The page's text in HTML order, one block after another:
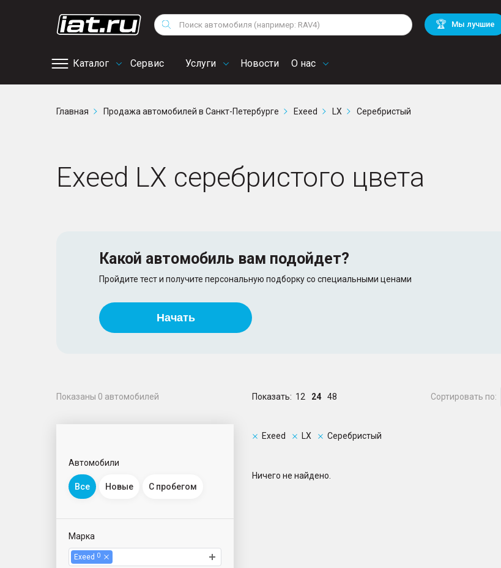
Поиск 🏆 Мы лучшие
Каталог Сервис
сервис
Услуги Новости О нас
Снегоходы
Квадроциклы
Volkswagen
Mitsubishi BMW
Audi
Mercedes Benz Volvo
Главная Продажа автомобилей в Санкт-Петербурге Exeed LX Серебристый
Exeed LX серебристого цвета
Какой автомобиль вам подойдет?
Пройдите тест и получите персональную подборку со специальными ценами
Начать
Показаны 0 автомобилей
Автомобили
Все Новые С пробегом
Марка
Exeed 0
Показать: 12 24 48 Сортировать по:
Exeed LX Серебристый
Ничего не найдено.